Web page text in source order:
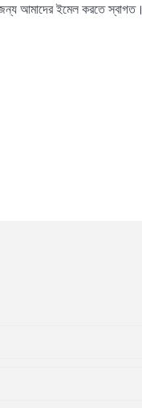
আমাদের ইমেল করতে স্বাগত।